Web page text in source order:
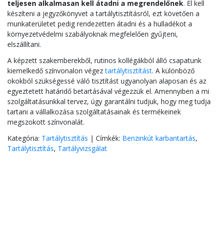
teljesen alkalmasan kell átadni a megrendelőnek. El kell
készíteni a jegyzőkönyvet a tartálytisztításról, ezt követően a
munkaterületet pedig rendezetten átadni és a hulladékot a
környezetvédelmi szabályoknak megfelelően gyűjteni,
elszállítani.
A képzett szakemberekből, rutinos kollégákból álló csapatunk
kiemelkedő színvonalon végeztartálytisztítást. A különböző
okokból szükségessé váló tisztítást ugyanolyan alaposan és az
egyeztetett határidő betartásával végezzük el. Amennyiben a mi
szolgáltatásunkkal tervez, úgy garantálni tudjuk, hogy meg tudja
tartani a vállalkozása szolgáltatásainak és termékeinek
megszokott színvonalát.
Kategória: Tartálytisztítás | Címkék: Benzinkút karbantartás,
Tartálytisztítás, Tartályvizsgálat